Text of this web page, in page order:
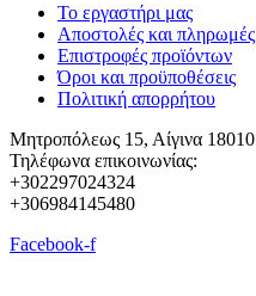
Το εργαστήρι μας
Αποστολές και πληρωμές
Επιστροφές προϊόντων
Όροι και προϋποθέσεις
Πολιτική απορρήτου
Μητροπόλεως 15, Αίγινα 18010
Τηλέφωνα επικοινωνίας:
+302297024324
+306984145480
Facebook-f